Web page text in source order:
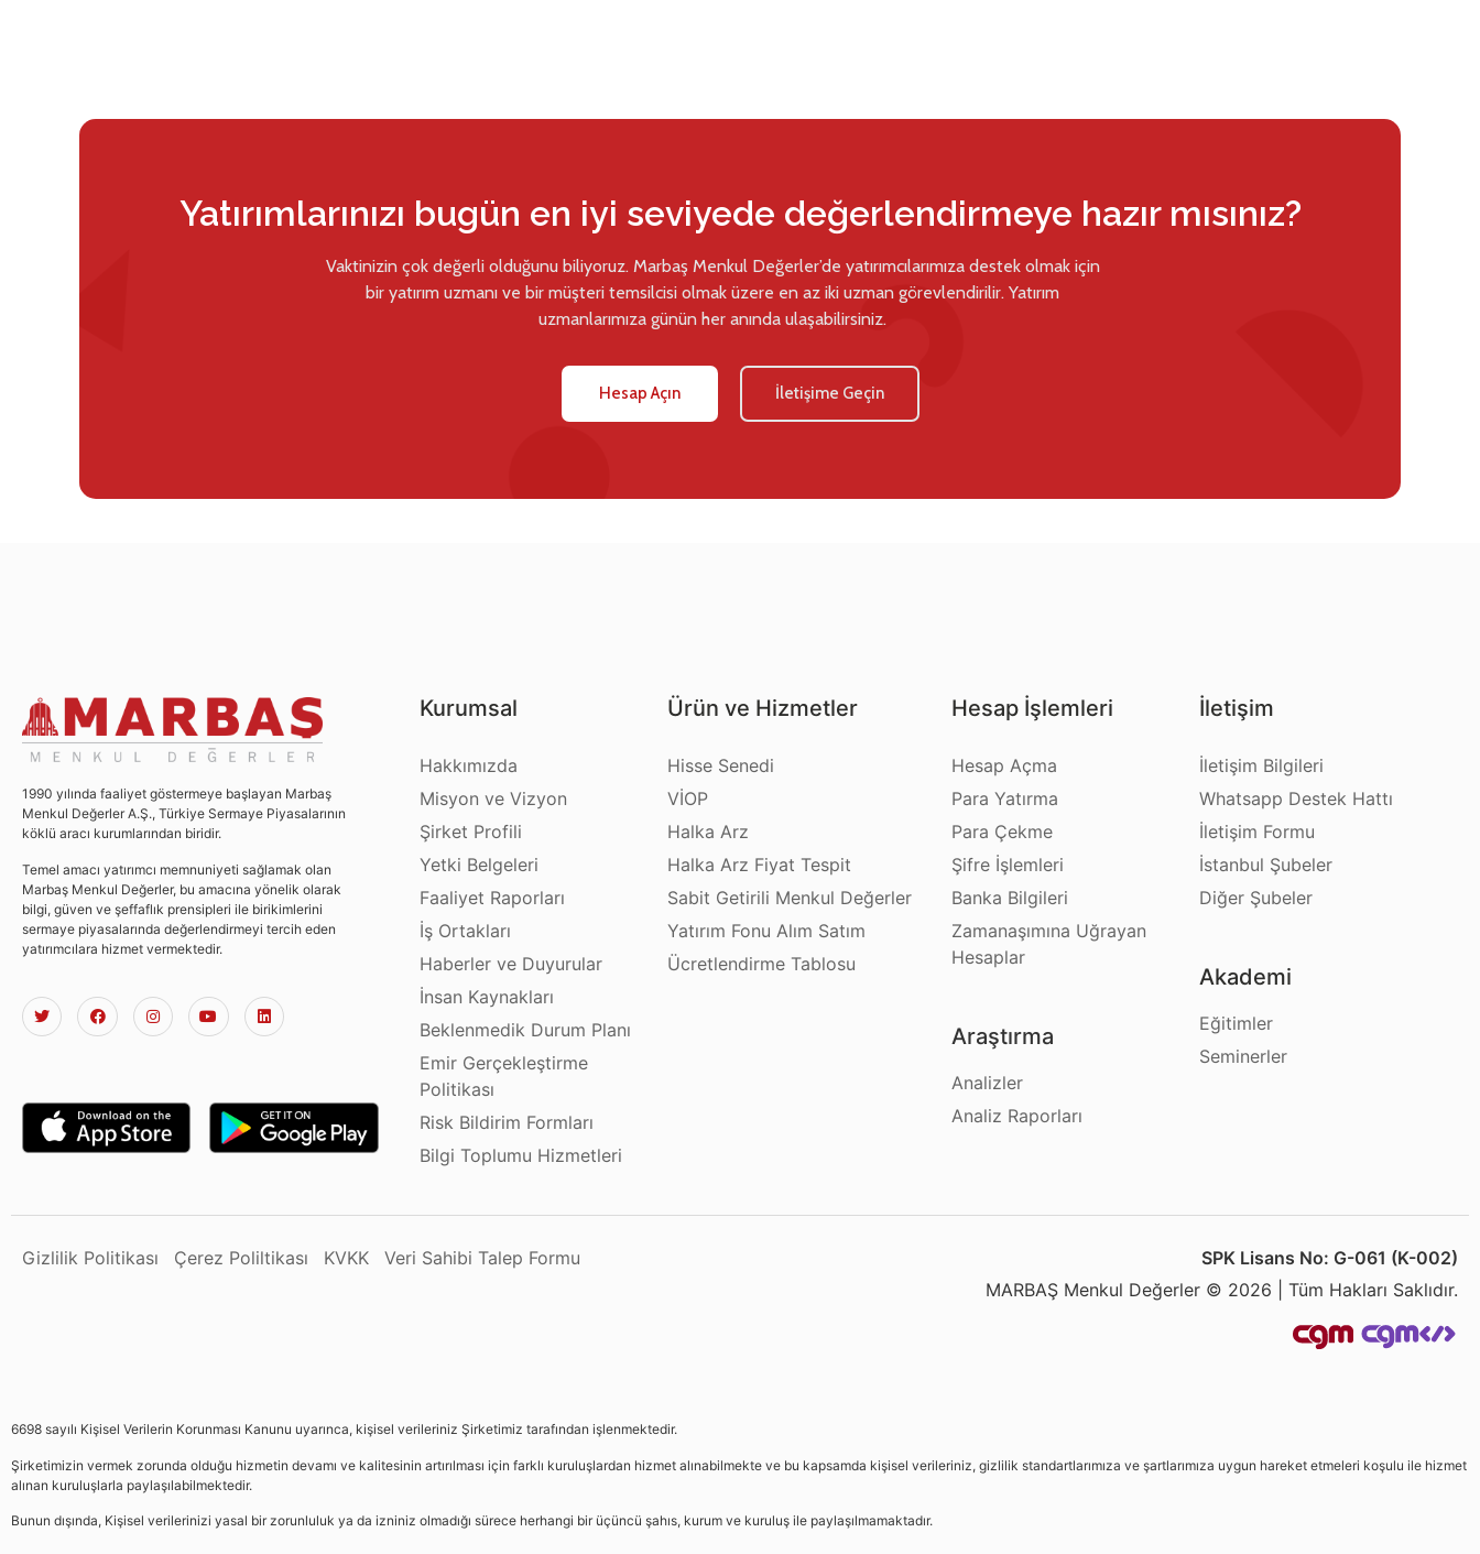
Yatırımlarınızı bugün en iyi seviyede değerlendirmeye hazır mısınız?
Vaktinizin çok değerli olduğunu biliyoruz. Marbaş Menkul Değerler’de yatırımcılarımıza destek olmak için
bir yatırım uzmanı ve bir müşteri temsilcisi olmak üzere en az iki uzman görevlendirilir. Yatırım
uzmanlarımıza günün her anında ulaşabilirsiniz.
Hesap Açın İletişime Geçin
1990 yılında faaliyet göstermeye başlayan Marbaş
Menkul Değerler A.Ş., Türkiye Sermaye Piyasalarının
köklü aracı kurumlarından biridir.
Temel amacı yatırımcı memnuniyeti sağlamak olan
Marbaş Menkul Değerler, bu amacına yönelik olarak
bilgi, güven ve şeffaflık prensipleri ile birikimlerini
sermaye piyasalarında değerlendirmeyi tercih eden
yatırımcılara hizmet vermektedir.
Kurumsal
Hakkımızda
Misyon ve Vizyon
Şirket Profili
Yetki Belgeleri
Faaliyet Raporları
İş Ortakları
Haberler ve Duyurular
İnsan Kaynakları
Beklenmedik Durum Planı
Emir Gerçekleştirme
Politikası
Risk Bildirim Formları
Bilgi Toplumu Hizmetleri
Ürün ve Hizmetler
Hisse Senedi
VİOP
Halka Arz
Halka Arz Fiyat Tespit
Sabit Getirili Menkul Değerler
Yatırım Fonu Alım Satım
Ücretlendirme Tablosu
Hesap İşlemleri
Hesap Açma
Para Yatırma
Para Çekme
Şifre İşlemleri
Banka Bilgileri
Zamanaşımına Uğrayan
Hesaplar
Araştırma
Analizler
Analiz Raporları
İletişim
İletişim Bilgileri
Whatsapp Destek Hattı
İletişim Formu
İstanbul Şubeler
Diğer Şubeler
Akademi
Eğitimler
Seminerler
Gizlilik Politikası Çerez Poliltikası KVKK Veri Sahibi Talep Formu
SPK Lisans No: G-061 (K-002)
MARBAŞ Menkul Değerler © 2026 | Tüm Hakları Saklıdır.
6698 sayılı Kişisel Verilerin Korunması Kanunu uyarınca, kişisel verileriniz Şirketimiz tarafından işlenmektedir.
Şirketimizin vermek zorunda olduğu hizmetin devamı ve kalitesinin artırılması için farklı kuruluşlardan hizmet alınabilmekte ve bu kapsamda kişisel verileriniz, gizlilik standartlarımıza ve şartlarımıza uygun hareket etmeleri koşulu ile hizmet
alınan kuruluşlarla paylaşılabilmektedir.
Bunun dışında, Kişisel verilerinizi yasal bir zorunluluk ya da izniniz olmadığı sürece herhangi bir üçüncü şahıs, kurum ve kuruluş ile paylaşılmamaktadır.